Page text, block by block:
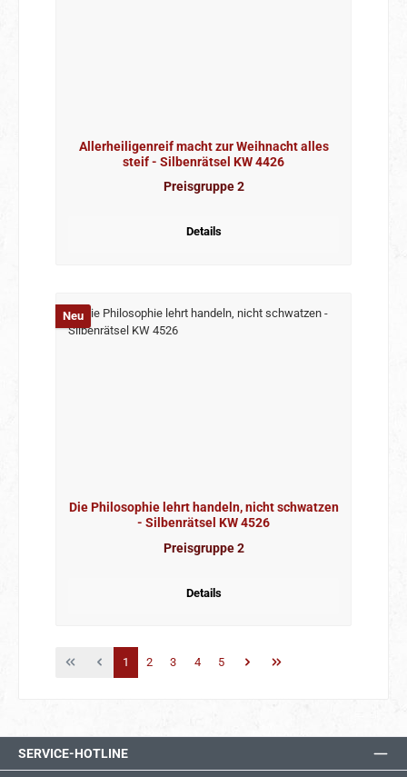
Allerheiligenreif macht zur Weihnacht alles
steif - Silbenrätsel KW 4426
Preisgruppe 2
Details
Neu
Die Philosophie lehrt handeln, nicht schwatzen
- Silbenrätsel KW 4526
Preisgruppe 2
Details
Seite
1 Seite
2 Seite
3 Seite
4 Seite
5
SERVICE-HOTLINE